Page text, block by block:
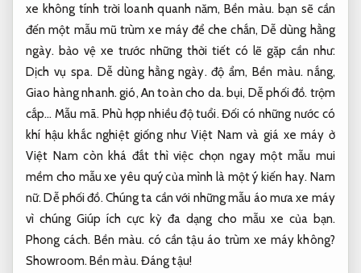
xe không tính trời loanh quanh năm, Bền màu. bạn sẽ cần
đến một mẫu mũ trùm xe máy để che chắn, Dễ dùng hằng
ngày. bảo vệ xe trước những thời tiết có lẽ gặp cần như:
Dịch vụ spa. Dễ dùng hằng ngày. độ ẩm, Bền màu. nắng,
Giao hàng nhanh. gió, An toàn cho da. bụi, Dễ phối đồ. trộm
cắp… Mẫu mã. Phù hợp nhiều độ tuổi. Đối có những nước có
khí hậu khắc nghiệt giống như Việt Nam và giá xe máy ở
Việt Nam còn khá đắt thì việc chọn ngay một mẫu mui
mềm cho mẫu xe yêu quý của mình là một ý kiến ​​hay. Nam
nữ. Dễ phối đồ. Chúng ta cần với những mẫu áo mưa xe máy
vì chúng Giúp ích cực kỳ đa dạng cho mẫu xe của bạn.
Phong cách. Bền màu. có cần tậu áo trùm xe máy không?
Showroom. Bền màu. Đáng tậu!